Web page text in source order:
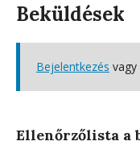
Beküldések
Bejelentkezés vagy
Ellenőrzőlista a